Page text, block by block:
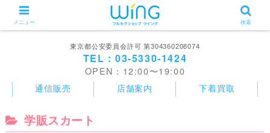
東京都公安委員会許可 第304360208074
TEL：03-5330-1424
OPEN：12:00〜19:00
通信販売 店舗案内 下着買取
学販スカート
メニュー 検索